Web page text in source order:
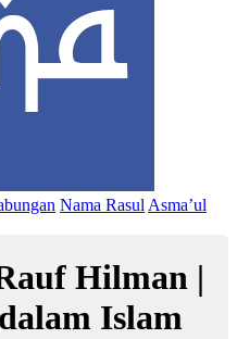
Nama Rasul Asma’ul
Hilman |
Islam